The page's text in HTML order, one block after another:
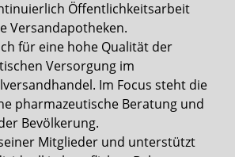
Öffentlichkeitsarbeit
Versandapotheken.
für eine hohe Qualität der
Versorgung im
Im Focus steht die
pharmazeutische Beratung und
Bevölkerung.
Mitglieder und unterstützt